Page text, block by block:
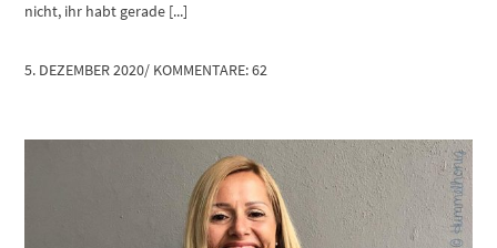
nicht, ihr habt gerade [...]
5. DEZEMBER 2020/ KOMMENTARE: 62